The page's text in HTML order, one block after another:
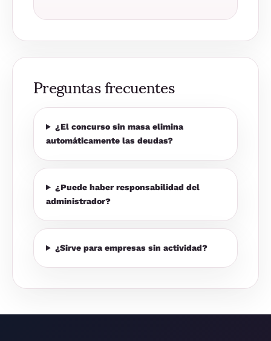
Preguntas frecuentes
¿El concurso sin masa elimina
automáticamente las deudas?
¿Puede haber responsabilidad del
administrador?
¿Sirve para empresas sin actividad?